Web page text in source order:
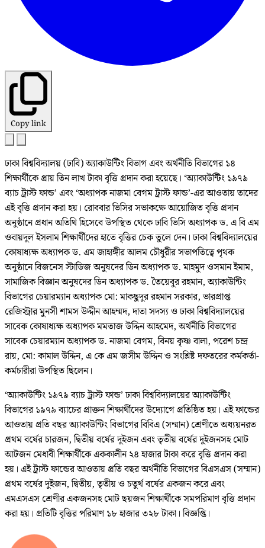
Copy link
ঢাকা বিশ্ববিদ্যালয় (ঢাবি) অ্যাকাউন্টিং বিভাগ এবং অর্থনীতি বিভাগের ১৪
শিক্ষার্থীকে প্রায় তিন লাখ টাকা বৃত্তি প্রদান করা হয়েছে। ‘অ্যাকাউন্টিং ১৯৭৯
ব্যাচ ট্রাস্ট ফান্ড’ এবং ‘অধ্যাপক নাজমা বেগম ট্রাস্ট ফান্ড’-এর আওতায় তাদের
এই বৃত্তি প্রদান করা হয়। রোববার ভিসির সভাকক্ষে আয়োজিত বৃত্তি প্রদান
অনুষ্ঠানে প্রধান অতিথি হিসেবে উপস্থিত থেকে ঢাবি ভিসি অধ্যাপক ড. এ বি এম
ওবায়দুল ইসলাম শিক্ষার্থীদের হাতে বৃত্তির চেক তুলে দেন। ঢাকা বিশ্ববিদ্যালয়ের
কোষাধ্যক্ষ অধ্যাপক ড. এম জাহাঙ্গীর আলম চৌধুরীর সভাপতিত্বে পৃথক
অনুষ্ঠানে বিজনেস স্টাডিজ অনুষদের ডিন অধ্যাপক ড. মাহমুদ ওসমান ইমাম,
সামাজিক বিজ্ঞান অনুষদের ডিন অধ্যাপক ড. তৈয়েবুর রহমান, অ্যাকাউন্টিং
বিভাগের চেয়ারম্যান অধ্যাপক মো: মাকছুদুর রহমান সরকার, ভারপ্রাপ্ত
রেজিস্ট্রার মুনসী শামস উদ্দীন আহম্মদ, দাতা সদস্য ও ঢাকা বিশ্ববিদ্যালয়ের
সাবেক কোষাধ্যক্ষ অধ্যাপক মমতাজ উদ্দিন আহমেদ, অর্থনীতি বিভাগের
সাবেক চেয়ারম্যান অধ্যাপক ড. নাজমা বেগম, বিনয় কৃষ্ণ বালা, পরেশ চন্দ্র
রায়, মো: কামাল উদ্দিন, এ কে এম জসীম উদ্দিন ও সংশ্লিষ্ট দফতরের কর্মকর্তা-
কর্মচারীরা উপস্থিত ছিলেন।
‘অ্যাকাউন্টিং ১৯৭৯ ব্যাচ ট্রাস্ট ফান্ড’ ঢাকা বিশ্ববিদ্যালয়ের অ্যাকাউন্টিং
বিভাগের ১৯৭৯ ব্যাচের প্রাক্তন শিক্ষার্থীদের উদ্যোগে প্রতিষ্ঠিত হয়। এই ফান্ডের
আওতায় প্রতি বছর অ্যাকাউন্টিং বিভাগের বিবিএ (সম্মান) শ্রেণীতে অধ্যয়নরত
প্রথম বর্ষের চারজন, দ্বিতীয় বর্ষের দুইজন এবং তৃতীয় বর্ষের দুইজনসহ মোট
আটজন মেধাবী শিক্ষার্থীকে এককালীন ২৪ হাজার টাকা করে বৃত্তি প্রদান করা
হয়। এই ট্রাস্ট ফান্ডের আওতায় প্রতি বছর অর্থনীতি বিভাগের বিএসএস (সম্মান)
প্রথম বর্ষের দুইজন, দ্বিতীয়, তৃতীয় ও চতুর্থ বর্ষের একজন করে এবং
এমএসএস শ্রেণীর একজনসহ মোট ছয়জন শিক্ষার্থীকে সমপরিমাণ বৃত্তি প্রদান
করা হয়। প্রতিটি বৃত্তির পরিমাণ ১৮ হাজার ৩২৮ টাকা। বিজ্ঞপ্তি।